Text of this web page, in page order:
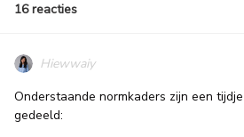
16 reacties
Hiewwaiy
Onderstaande normkaders zijn een
gedeeld: